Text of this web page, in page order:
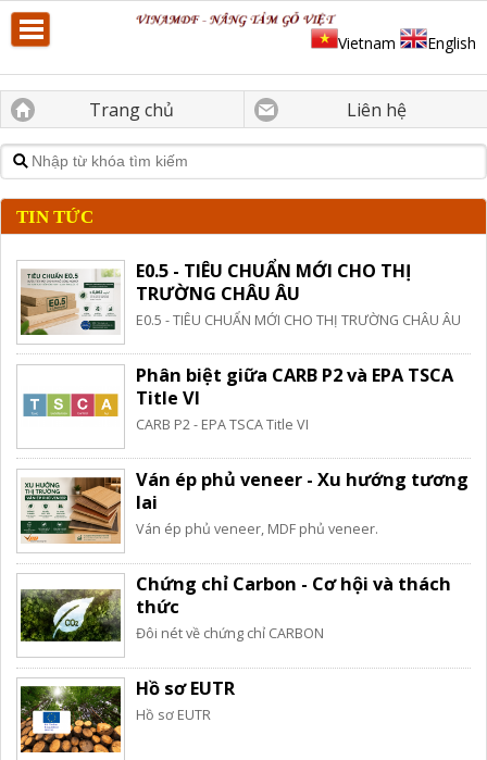
Vietnam English
Trang chủ Liên hệ
TIN TỨC
E0.5 - TIÊU CHUẨN MỚI CHO THỊ
TRƯỜNG CHÂU ÂU
E0.5 - TIÊU CHUẨN MỚI CHO THỊ TRƯỜNG CHÂU ÂU
Phân biệt giữa CARB P2 và EPA TSCA
Title VI
CARB P2 - EPA TSCA Title VI
Ván ép phủ veneer - Xu hướng tương
lai
Ván ép phủ veneer, MDF phủ veneer.
Chứng chỉ Carbon - Cơ hội và thách
thức
Đôi nét về chứng chỉ CARBON
Hồ sơ EUTR
Hồ sơ EUTR